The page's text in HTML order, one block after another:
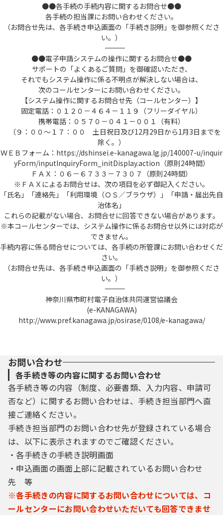
●●各手続の手続内容に関するお問合せ●●
各手続の担当課にお問い合わせください。
（お問合せ先は、各手続き申込画面の「手続き説明」を御参照くださ
い。）
――――――――――――――――――――――――――――――――――――――――――――――――――
●●電子申請システムの操作に関するお問合せ●●
サポートの「よくあるご質問」を御確認いただき、
それでもシステム操作に係る不明点が解決しない場合は、
次のコールセンターにお問い合わせください。
【システム操作に関するお問合せ先（コールセンター）】
固定電話：０１２０－４６４－１１９（フリーダイヤル）
携帯電話：０５７０－０４１－００１（有料）
（９：００～１７：００ 土日祝日及び12月29日から1月3日までを
除く。）
ＷＥＢフォーム：https://dshinsei.e-kanagawa.lg.jp/140007-u/inquir
yForm/inputInquiryForm_initDisplay.action（原則24時間）
ＦＡＸ：０６－６７３３－７３０７（原則24時間）
※ＦＡＸによるお問合せは、次の項目を必ず御記入ください。
「氏名」「連絡先」「利用環境（ＯＳ／ブラウザ）」「申請・届出先自
治体名」
これらの記載がない場合、お問合せに回答できない場合があります。
※本コールセンターでは、システム操作に係るお問合せ以外には対応が
できません。
手続内容に係る問合せについては、各手続の所管課にお問い合わせくだ
さい。
（お問合せ先は、各手続き申込画面の「手続き説明」を御参照くださ
い。）
――――――――――――――――――――――――――――――――――――――――――――――――――
神奈川県市町村電子自治体共同運営協議会
(e-KANAGAWA)
http://www.pref.kanagawa.jp/osirase/0108/e-kanagawa/
お問い合わせ
各手続き等の内容に関するお問い合わせ
各手続き等の内容（制度、必要書類、入力内容、申請可
否など）に関するお問い合わせは、手続き担当部門へ直
接ご連絡ください。
手続き担当部門のお問い合わせ先が登録されている場合
は、以下に表示されますのでご確認ください。
・各手続きの手続き説明画面
・申込画面の画面上部に記載されているお問い合わせ
先 等
※各手続きの内容に関するお問い合わせについては、コ
ールセンターにお問い合わせいただいても回答できませ